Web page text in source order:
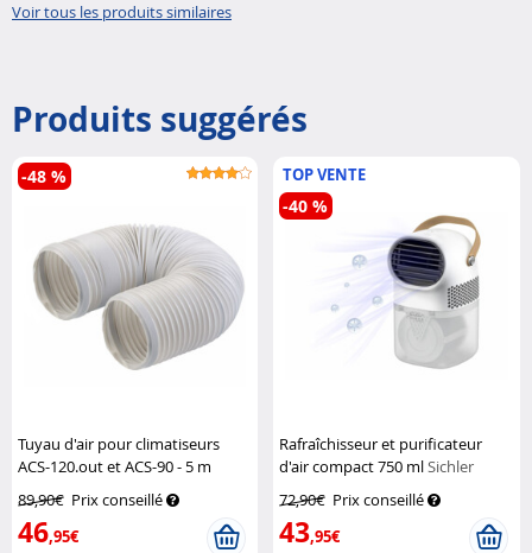
Voir tous les produits similaires
Produits suggérés
Tuyau d'air pour climatiseurs
ACS-120.out et ACS-90 - 5 m
89,90€ Prix conseillé
46,95€
-48 % TOP VENTE
Rafraîchisseur et purificateur
d'air compact 750 mlSichler
72,90€ Prix conseillé
43,95€
-40 %